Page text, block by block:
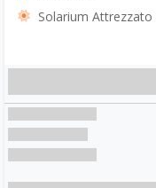
Solarium Attrezzato